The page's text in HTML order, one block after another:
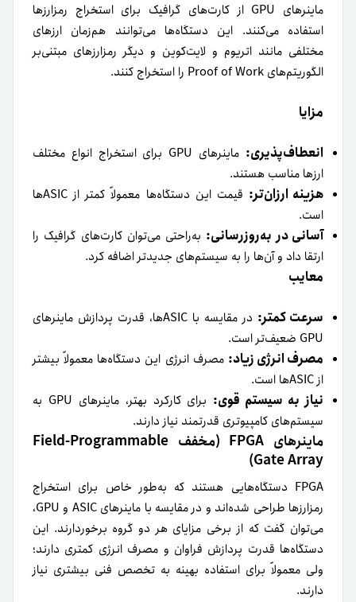
ماینرهای GPU از کارت‌های گرافیک برای استخراج رمزارزها
استفاده می‌کنند. این دستگاه‌ها می‌توانند هم‌زمان ارزهای
مختلفی مانند اتریوم و لایت‌کوین و دیگر رمزارزهای مبتنی‌بر
الگوریتم‌های Proof of Work را استخراج کنند.
مزایا
انعطاف‌پذیری:
ماینرهای GPU برای استخراج انواع مختلف
ارزها مناسب هستند.
هزینه ارزان‌تر:
قیمت این دستگاه‌ها معمولاً کمتر از ASIC‌ها
است.
آسانی در به‌روزرسانی: به‌راحتی می‌توان کارت‌های گرافیک را
ارتقا داد و آن‌ها را به سیستم‌های جدیدتر اضافه کرد.
معایب
سرعت کمتر:
در مقایسه با ASIC‌ها، قدرت پردازش ماینرهای
GPU ضعیف‌تر است.
مصرف انرژی زیاد: مصرف انرژی این دستگاه‌ها معمولاً بیشتر
از ASIC‌ها است.
نیاز به سیستم قوی:
برای کارکرد بهتر، ماینرهای GPU به
سیستم‌های کامپیوتری قدرتمند نیاز دارند.
ماینرهای FPGA (مخفف Field-Programmable
Gate Array)
FPGA دستگاه‌هایی هستند که به‌طور خاص برای استخراج
رمزارزها طراحی شده‌اند و در مقایسه با ماینرهای ASIC و GPU،
می‌توان گفت که از برخی مزایای هر دو گروه برخوردارند. این
دستگاه‌ها قدرت پردازش فراوان و مصرف انرژی کمتری دارند؛
ولی معمولاً برای استفاده بهینه به تخصص فنی بیشتری نیاز
دارند.